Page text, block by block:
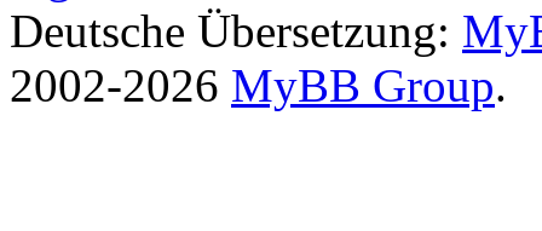
Deutsche Übersetzung:
2002-2026 MyBB Group.